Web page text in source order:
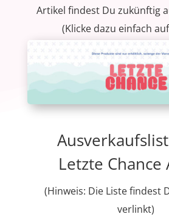
Artikel findest Du zukünftig
(Klicke dazu einfach
Letzte Chance
(Hinweis: Die Liste findest
verlinkt)